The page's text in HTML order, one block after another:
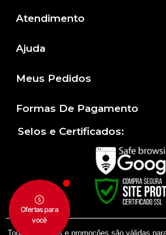
Atendimento​
Ajuda
Meus Pedidos
Formas De Pagamento
Selos e Certificados:
Todas as regras e promoções são válidas